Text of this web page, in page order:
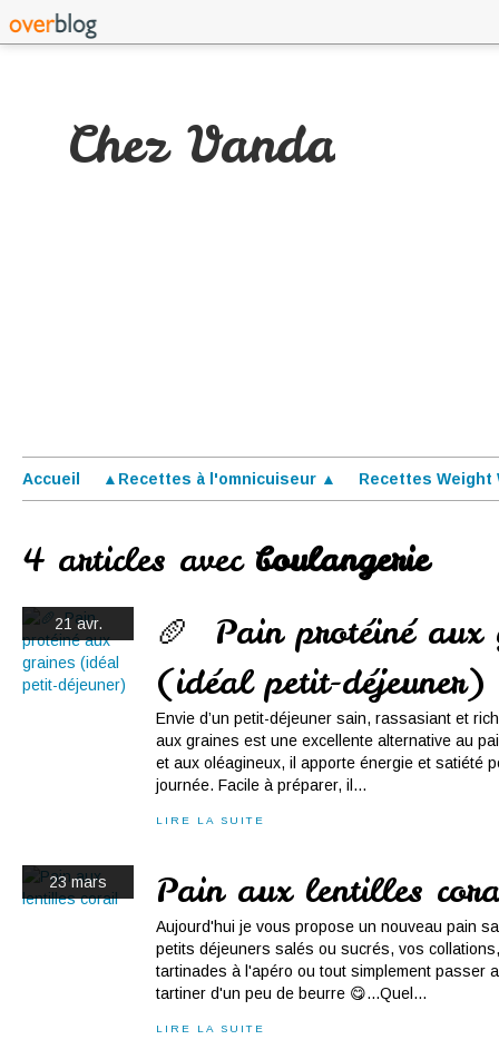
Chez Vanda
Accueil ▲Recettes à l'omnicuiseur ▲ Recettes Weight
4 articles avec boulangerie
21 avr.
🥖 Pain protéiné aux
(idéal petit-déjeuner)
Envie d’un petit-déjeuner sain, rassasiant et
aux graines est une excellente alternative au
et aux oléagineux, il apporte énergie et satiété
journée. Facile à préparer, il...
LIRE LA SUITE
23 mars Pain aux lentilles
Aujourd'hui je vous propose un nouveau pain
petits déjeuners salés ou sucrés, vos
tartinades à l'apéro ou tout simplement passer
tartiner d'un peu de beurre 😋...Quel...
LIRE LA SUITE